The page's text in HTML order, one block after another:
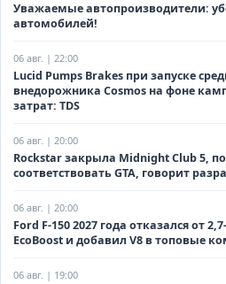
Уважаемые автопроизводители:
автомобилей!
06 авг. | 22:00
Lucid Pumps Brakes при запуске
внедорожника Cosmos на фоне
затрат: TDS
06 авг. | 20:00
Rockstar закрыла Midnight Club 5,
соответствовать GTA, говорит
06 авг. | 20:00
Ford F-150 2027 года отказался от
EcoBoost и добавил V8 в топовые
06 авг. | 19:00